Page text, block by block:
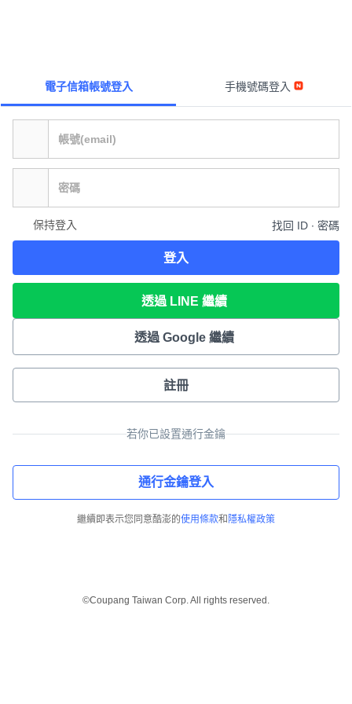
電子信箱帳號登入 手機號碼登入
保持登入 找回 ID ∙ 密碼
登入
透過 LINE 繼續
透過 Google 繼續
註冊
若你已設置通行金鑰
通行金鑰登入
繼續即表示您同意酷澎的使用條款和 隱私權政策
©Coupang Taiwan Corp. All rights reserved.